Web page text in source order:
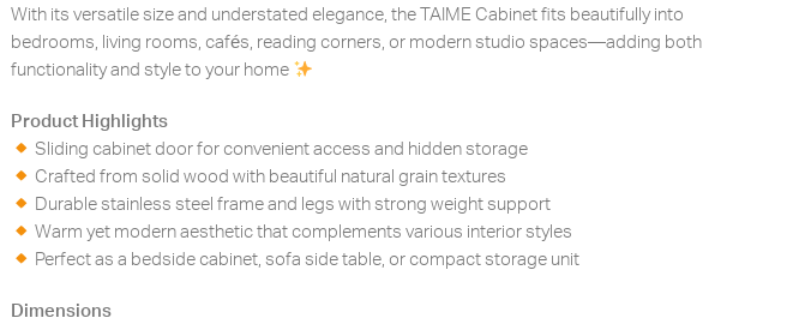
With its versatile size and understated elegance, the TAIME Cabinet fits beautifully into
bedrooms, living rooms, cafés, reading corners, or modern studio spaces—adding both
functionality and style to your home
Product Highlights
Sliding cabinet door for convenient access and hidden storage
Crafted from solid wood with beautiful natural grain textures
Durable stainless steel frame and legs with strong weight support
Warm yet modern aesthetic that complements various interior styles
Perfect as a bedside cabinet, sofa side table, or compact storage unit
Dimensions